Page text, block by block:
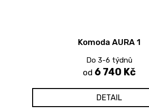
Komoda AURA 1
Do 3-6 týdnů
od 6 740 Kč
DETAIL